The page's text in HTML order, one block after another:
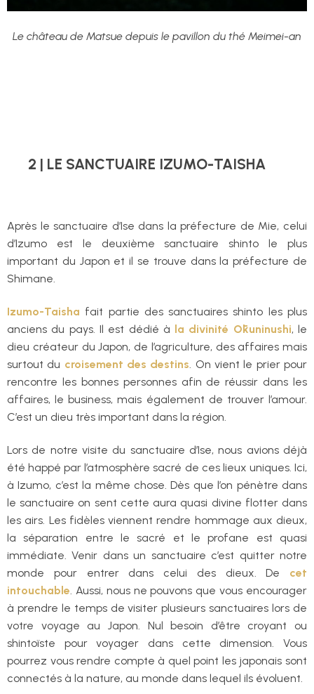
Le château de Matsue depuis le pavillon du thé Meimei-an
2 | LE SANCTUAIRE IZUMO-TAISHA
Après le sanctuaire d’Ise dans la préfecture de Mie, celui
d’Izumo est le deuxième sanctuaire shinto le plus
important du Japon et il se trouve dans la préfecture de
Shimane.
Izumo-Taisha fait partie des sanctuaires shinto les plus
anciens du pays. Il est dédié à la divinité Ōkuninushi, le
dieu créateur du Japon, de l’agriculture, des affaires mais
surtout du croisement des destins . On vient le prier pour
rencontre les bonnes personnes afin de réussir dans les
affaires, le business, mais également de trouver l’amour.
C’est un dieu très important dans la région.
Lors de notre visite du sanctuaire d’Ise, nous avions déjà
été happé par l’atmosphère sacré de ces lieux uniques. Ici,
à Izumo, c’est la même chose. Dès que l’on pénètre dans
le sanctuaire on sent cette aura quasi divine flotter dans
les airs. Les fidèles viennent rendre hommage aux dieux,
la séparation entre le sacré et le profane est quasi
immédiate. Venir dans un sanctuaire c’est quitter notre
monde pour entrer dans celui des dieux. De cet
intouchable. Aussi, nous ne pouvons que vous encourager
à prendre le temps de visiter plusieurs sanctuaires lors de
votre voyage au Japon. Nul besoin d’être croyant ou
shintoïste pour voyager dans cette dimension. Vous
pourrez vous rendre compte à quel point les japonais sont
connectés à la nature, au monde dans lequel ils évoluent.